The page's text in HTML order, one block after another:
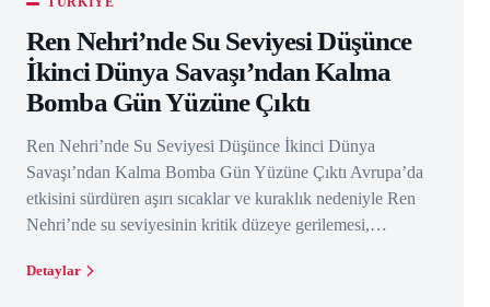
TÜRKIYE
Ren Nehri’nde Su Seviyesi Düşünce
İkinci Dünya Savaşı’ndan Kalma
Bomba Gün Yüzüne Çıktı
Ren Nehri’nde Su Seviyesi Düşünce İkinci Dünya
Savaşı’ndan Kalma Bomba Gün Yüzüne Çıktı Avrupa’da
etkisini sürdüren aşırı sıcaklar ve kuraklık nedeniyle Ren
Nehri’nde su seviyesinin kritik düzeye gerilemesi,…
Detaylar